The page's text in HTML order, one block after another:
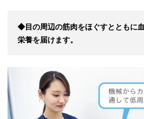
◆目の周辺の筋肉をほぐすとともに
栄養を届けます。